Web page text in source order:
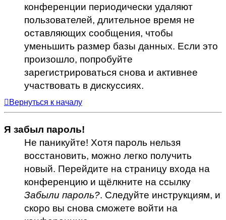
конференции периодически удаляют
пользователей, длительное время не
оставляющих сообщения, чтобы
уменьшить размер базы данных. Если это
произошло, попробуйте
зарегистрироваться снова и активнее
участвовать в дискуссиях.
Вернуться к началу
Я забыл пароль!
Не паникуйте! Хотя пароль нельзя
восстановить, можно легко получить
новый. Перейдите на страницу входа на
конференцию и щёлкните на ссылку
Забыли пароль?. Следуйте инструкциям, и
скоро вы снова сможете войти на